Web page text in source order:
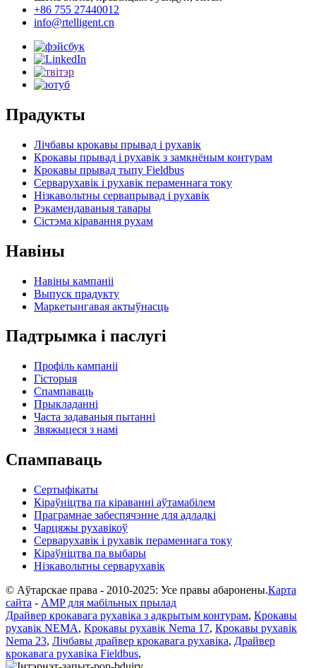
+86 755 27440012
info@rtelligent.cn
Прадукты
Лічбавы крокавы прывад і рухавік
Крокавы прывад і рухавік з замкнёным контурам
Крокавы прывад тыпу Fieldbus
Серварухавік і рухавік пераменнага току
Нізкавольтны сервапрывад і рухавік
Рэкамендаваныя тавары
Сістэма кіравання рухам
Навіны
Навіны кампаніі
Выпуск прадукту
Маркетынгавая актыўнасць
Падтрымка і паслугі
Профіль кампаніі
Гісторыя
Спампаваць
Прыкладанні
Часта задаваныя пытанні
Звяжыцеся з намі
Спампаваць
Сертыфікаты
Кіраўніцтва па кіраванні аўтамабілем
Праграмнае забеспячэнне для адладкі
Чарцяжы рухавікоў
Серварухавік і рухавік пераменнага току
Кіраўніцтва па выбары
Нізкавольтны серварухавік
© Аўтарскае права - 2010-2025: Усе правы абаронены.Карта
сайта - AMP для мабільных прылад
Драйвер крокавага рухавіка з адкрытым контурам, Крокавы
рухавік NEMA, Крокавы рухавік Nema 17, Крокавы рухавік
Nema 23, Лічбавы драйвер крокавага рухавіка, Драйвер
крокавага рухавіка Fieldbus,